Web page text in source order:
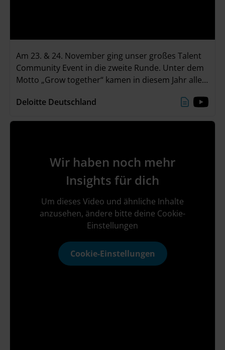
Am 23. & 24. November ging unser großes Talent
Community Event in die zweite Runde. Unter dem
Motto „Grow together“ kamen in diesem Jahr alle
„The Stage“ im Deloitte Office in Düsseldorf
alle, die dabei waren!
Deloitte Deutschland
Wir haben noch mehr
Insights für dich
Um dieses Video und ähnliche Inhalte
anzusehen, ändere bitte deine Cookie-
Einstellungen
Cookie-Einstellungen